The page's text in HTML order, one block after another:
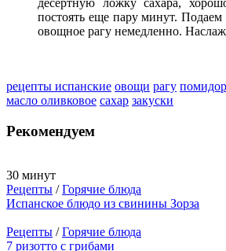
десертную ложку сахара,
постоять еще пару минут. Подаем
овощное рагу немедленно.
рецепты испанские овощи рагу
масло оливковое сахар закуски
Рекомендуем
30 минут
Рецепты /Горячие блюда
Испанское блюдо из свинины Зорза
Рецепты /Горячие блюда
7 ризотто с грибами